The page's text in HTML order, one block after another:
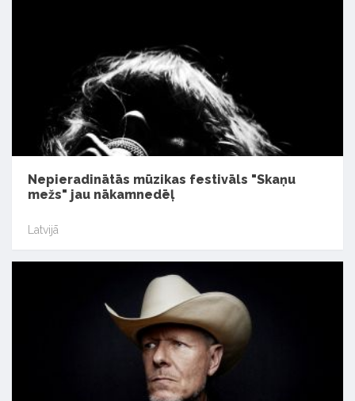
Nepieradinātās mūzikas festivāls "Skaņu
mežs" jau nākamnedēļ
Latvijā